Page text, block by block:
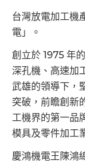
台灣放電加工機
電」。
創立於 1975 年
深孔機、高速加
武雄的領導下，
突破，前瞻創新
工機界的第一品
模具及零件加工
慶鴻機電王陳鴻